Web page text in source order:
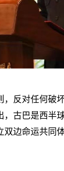
反对任何破
古巴是西半
边命运共同